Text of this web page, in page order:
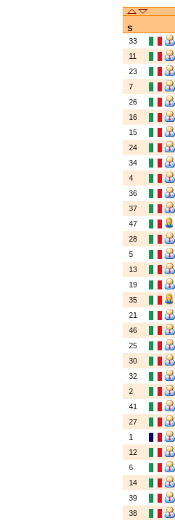
S
33
11
23
7
26
16
15
24
34
4
36
37
47
28
5
13
19
35
21
46
25
30
32
2
41
27
1
12
6
14
39
38